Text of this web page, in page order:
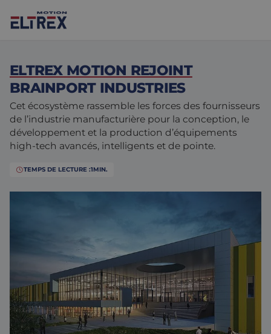
Nos solutions
Moteurs
Conception et prototypage
Assemblage et personnalisation
Marchés
Environnements difficiles
Fabrication
Défence
Nous Contacter
À propos de nous
ELTREX MOTION REJOINT
BRAINPORT INDUSTRIES
Cet écosystème rassemble les forces des fournisseurs
de l’industrie manufacturière pour la conception, le
développement et la production d’équipements
high-tech avancés, intelligents et de pointe.
TEMPS DE LECTURE :1MIN.